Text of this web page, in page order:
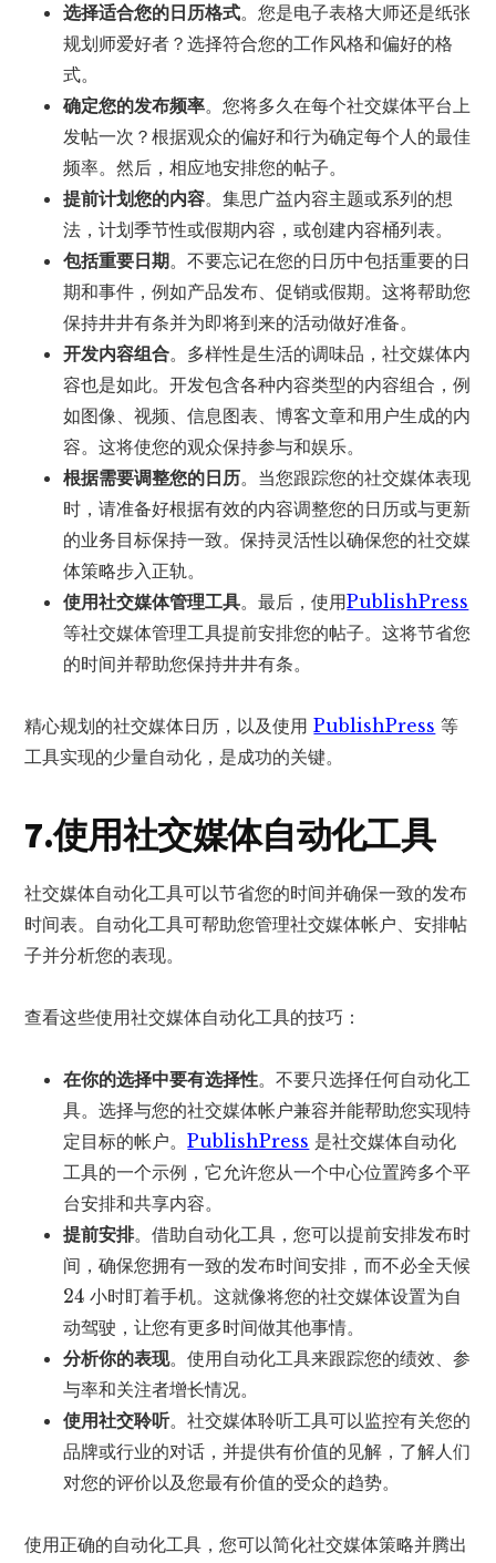
选择适合您的日历格式。您是电子表格大师还是纸张
规划师爱好者？选择符合您的工作风格和偏好的格
式。
确定您的发布频率。您将多久在每个社交媒体平台上
发帖一次？根据观众的偏好和行为确定每个人的最佳
频率。然后，相应地安排您的帖子。
提前计划您的内容。集思广益内容主题或系列的想
法，计划季节性或假期内容，或创建内容桶列表。
包括重要日期。不要忘记在您的日历中包括重要的日
期和事件，例如产品发布、促销或假期。这将帮助您
保持井井有条并为即将到来的活动做好准备。
开发内容组合。多样性是生活的调味品，社交媒体内
容也是如此。开发包含各种内容类型的内容组合，例
如图像、视频、信息图表、博客文章和用户生成的内
容。这将使您的观众保持参与和娱乐。
根据需要调整您的日历。当您跟踪您的社交媒体表现
时，请准备好根据有效的内容调整您的日历或与更新
的业务目标保持一致。保持灵活性以确保您的社交媒
体策略步入正轨。
使用社交媒体管理工具。最后，使用PublishPress
等社交媒体管理工具提前安排您的帖子。这将节省您
的时间并帮助您保持井井有条。
精心规划的社交媒体日历，以及使用PublishPress 等
工具实现的少量自动化，是成功的关键。
7.使用社交媒体自动化工具
社交媒体自动化工具可以节省您的时间并确保一致的发布
时间表。自动化工具可帮助您管理社交媒体帐户、安排帖
子并分析您的表现。
查看这些使用社交媒体自动化工具的技巧：
在你的选择中要有选择性。不要只选择任何自动化工
具。选择与您的社交媒体帐户兼容并能帮助您实现特
定目标的帐户。PublishPress 是社交媒体自动化
工具的一个示例，它允许您从一个中心位置跨多个平
台安排和共享内容。
提前安排。借助自动化工具，您可以提前安排发布时
间，确保您拥有一致的发布时间安排，而不必全天候
24 小时盯着手机。这就像将您的社交媒体设置为自
动驾驶，让您有更多时间做其他事情。
分析你的表现。使用自动化工具来跟踪您的绩效、参
与率和关注者增长情况。
使用社交聆听。社交媒体聆听工具可以监控有关您的
品牌或行业的对话，并提供有价值的见解，了解人们
对您的评价以及您最有价值的受众的趋势。
使用正确的自动化工具，您可以简化社交媒体策略并腾出